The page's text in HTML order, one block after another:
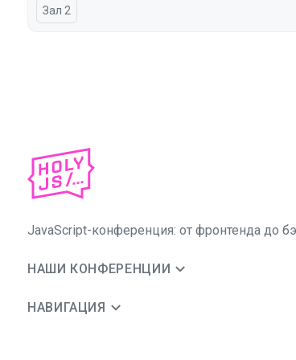
Зал 2
JavaScript-конференция: от фронтенда до
НАШИ КОНФЕРЕНЦИИ
НАВИГАЦИЯ